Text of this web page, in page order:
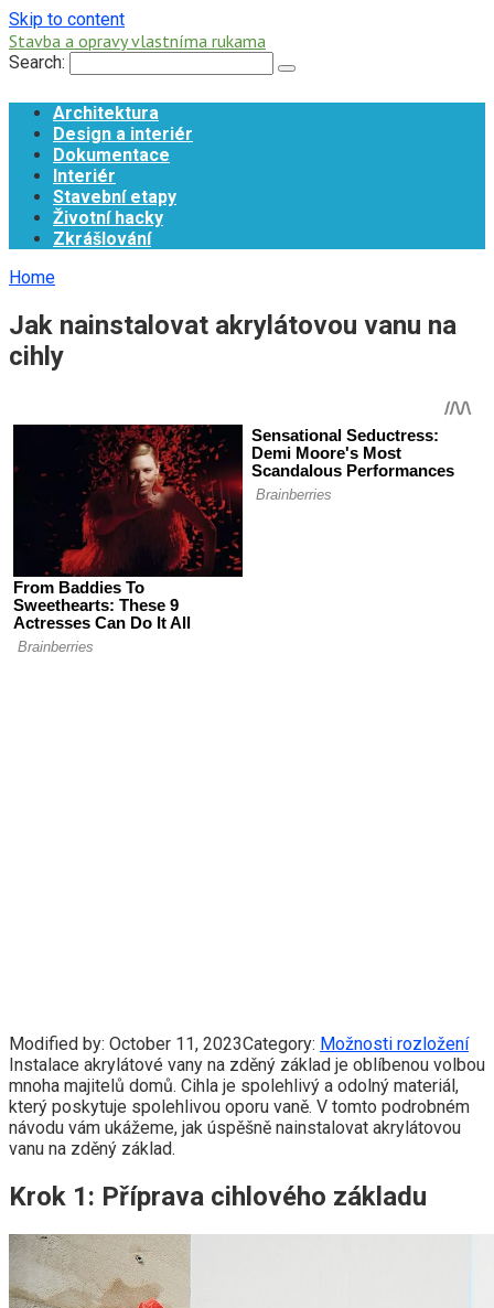
Skip to content
Stavba a opravy vlastníma rukama
Search:
Architektura
Design a interiér
Dokumentace
Interiér
Stavební etapy
Životní hacky
Zkrášlování
Home
Jak nainstalovat akrylátovou vanu na
cihly
Modified by: October 11, 2023Category: Možnosti rozložení
Instalace akrylátové vany na zděný základ je oblíbenou volbou
mnoha majitelů domů. Cihla je spolehlivý a odolný materiál,
který poskytuje spolehlivou oporu vaně. V tomto podrobném
návodu vám ukážeme, jak úspěšně nainstalovat akrylátovou
vanu na zděný základ.
Krok 1: Příprava cihlového základu